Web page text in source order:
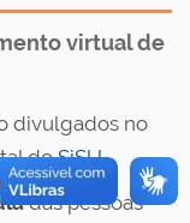
virtual de
divulgados no
doSiSU
das pessoas